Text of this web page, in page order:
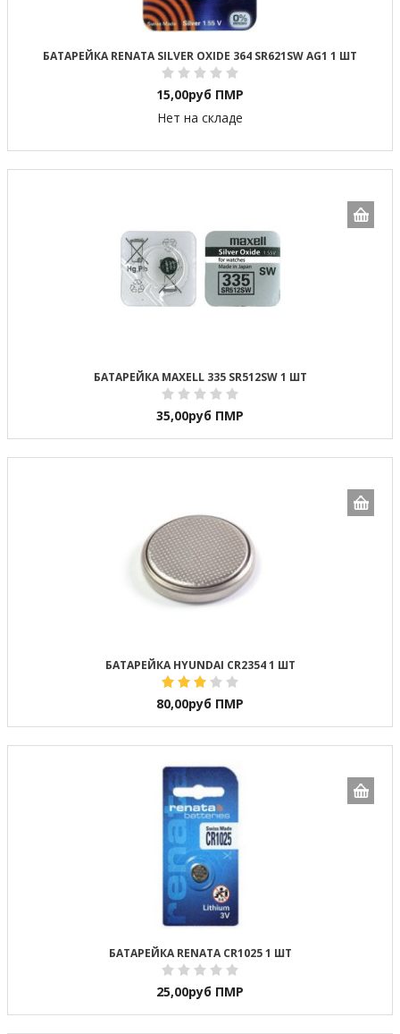
БАТАРЕЙКА RENATA SILVER OXIDE 364 SR621SW AG1 1 ШТ
15,00руб ПМР
Нет на складе
БАТАРЕЙКА MAXELL 335 SR512SW 1 ШТ
35,00руб ПМР
БАТАРЕЙКА HYUNDAI CR2354 1 ШТ
80,00руб ПМР
БАТАРЕЙКА RENATA CR1025 1 ШТ
25,00руб ПМР